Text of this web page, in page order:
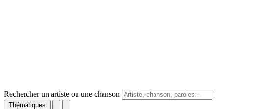
Rechercher un artiste ou une chanson
Thématiques